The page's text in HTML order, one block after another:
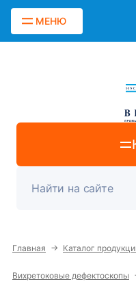
МЕНЮ
Главная → Каталог
Вихретоковые дефектоскопы